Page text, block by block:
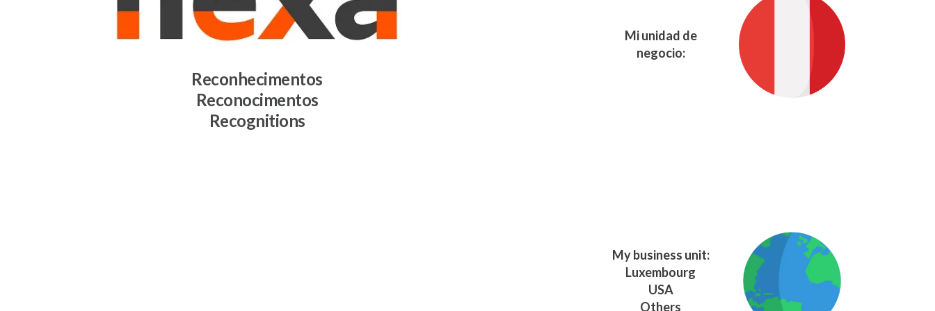
Reconhecimentos
Reconocimentos
Recognitions
Mi unidad de
negocio:
My business unit:
Luxembourg
USA
Others